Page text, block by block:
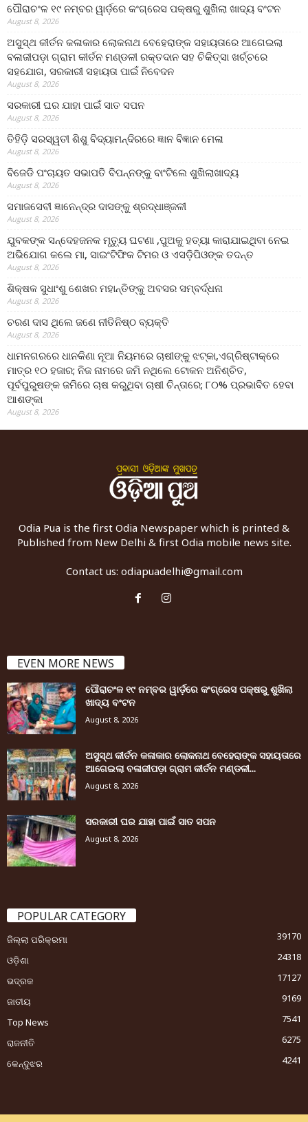
ପୌରାଚଂଳ ୧୯ ନମ୍ବର ୱାର୍ଡ଼ରେ କଂଗ୍ରେସ ପକ୍ଷରୁ ଶୁଖିଲା ଖାଦ୍ୟ ବଂଟନ
August 8, 2026
ଅସୁସ୍ଥ କୀର୍ତନ କଳାକାର ଲୋକନାଥ ବେହେରାଙ୍କ ସହାୟତାରେ ଆଗେଇଲା
ବଳାଜୀପଡ଼ା ଗ୍ରାମ କୀର୍ତନ ମଣ୍ଡଳୀ ରକ୍ତଦାନ ସହ ଚିକିତ୍ସା ଖର୍ଚ୍ଚରେ
ସହଯୋଗ, ସରକାରୀ ସହାୟତା ପାଇଁ ନିବେଦନ
August 8, 2026
ସରକାରୀ ଘର ଯାହା ପାଇଁ ସାତ ସପନ
August 8, 2026
ତିହିଡି଼ ସରସ୍ୱତୀ ଶିଶୁ ବିଦ୍ୟାମନ୍ଦିରରେ ଜ୍ଞାନ ବିଜ୍ଞାନ ମେଳା
August 8, 2026
ବିଜେଡି ପଂଚାୟତ ସଭାପତି ବିପନ୍ନଙ୍କୁ ବାଂଟିଲେ ଶୁଖିଲାଖାଦ୍ୟ
August 8, 2026
ସମାଜସେବୀ ଜ୍ଞାନେନ୍ଦ୍ର ଦାସଙ୍କୁ ଶ୍ରଦ୍ଧାଞ୍ଜଳୀ
August 8, 2026
ଯୁବକଙ୍କ ସନ୍ଦେହଜନକ ମୃତ୍ୟୁ ଘଟଣା ,ପୁଅକୁ ହତ୍ୟା କାରାଯାଇଥିବା ନେଇ
ଅଭିଯୋଗ କଲେ ମା, ସାଇଂଟିଫିକ ଟିମର ଓ ଏସଡ଼ିପିଓଙ୍କ ତଦନ୍ତ
August 8, 2026
ଶିକ୍ଷକ ସୁଧାଂଶୁ ଶେଖର ମହାନ୍ତିଙ୍କୁ ଅବସର ସମ୍ବର୍ଦ୍ଧନା
August 8, 2026
ଚରଣ ଦାସ ଥିଲେ ଜଣେ ନୀତିନିଷ୍ଠ ବ୍ୟକ୍ତି
August 8, 2026
ଧାମନଗରରେ ଧାନକିଣା ନୂଆ ନିୟମରେ ଚାଷୀଙ୍କୁ ଝଟ୍‌କା,ଏଗ୍ରିଷ୍ଟାକ୍‌ରେ
ମାତ୍ର ୧୦ ହଜାର; ନିଜ ନାମରେ ଜମି ନଥିଲେ ଟୋକନ ଅନିଶ୍ଚିତ,
ପୂର୍ବପୁରୁଷଙ୍କ ଜମିରେ ଚାଷ କରୁଥିବା ଚାଷୀ ଚିନ୍ତାରେ; ୮୦% ପ୍ରଭାବିତ ହେବା
ଆଶଙ୍କା
August 8, 2026
Odia Pua is the first Odia Newspaper which is printed &
Published from New Delhi & first Odia mobile news site.
Contact us: odiapuadelhi@gmail.com
EVEN MORE NEWS
ପୌରାଚଂଳ ୧୯ ନମ୍ବର ୱାର୍ଡ଼ରେ କଂଗ୍ରେସ ପକ୍ଷରୁ ଶୁଖିଲା
ଖାଦ୍ୟ ବଂଟନ
August 8, 2026
ଅସୁସ୍ଥ କୀର୍ତନ କଳାକାର ଲୋକନାଥ ବେହେରାଙ୍କ ସହାୟତାରେ
ଆଗେଇଲା ବଳାଜୀପଡ଼ା ଗ୍ରାମ କୀର୍ତନ ମଣ୍ଡଳୀ...
August 8, 2026
ସରକାରୀ ଘର ଯାହା ପାଇଁ ସାତ ସପନ
August 8, 2026
POPULAR CATEGORY
ଜିଲ୍ଲା ପରିକ୍ରମା
39170
ଓଡ଼ିଶା
24318
ଭଦ୍ରକ
17127
ଜାତୀୟ
9169
Top News
7541
ରାଜନୀତି
6275
କେନ୍ଦୁଝର
4241